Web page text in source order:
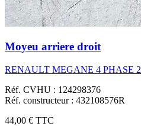
Moyeu arriere droit
RENAULT MEGANE 4 PHASE 2
Réf. CVHU : 124298376
Réf. constructeur : 432108576R
44,00 € TTC